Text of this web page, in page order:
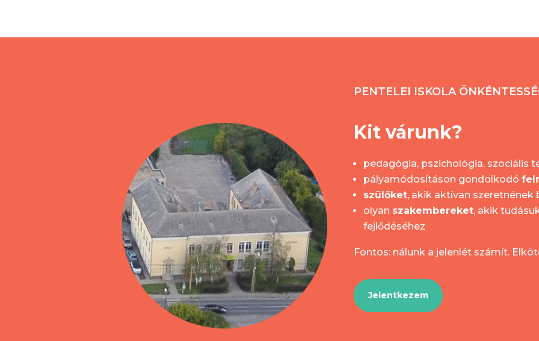
PENTELEI ISKOLA
Kit várunk?
pedagógia, pszichológia, szociális
pályamódosításon gondolkodó
szülőket, akik aktívan szeretnének
olyan szakembereket, akik
fejlődéséhez
Fontos: nálunk a jelenlét számít.
Jelentkezem